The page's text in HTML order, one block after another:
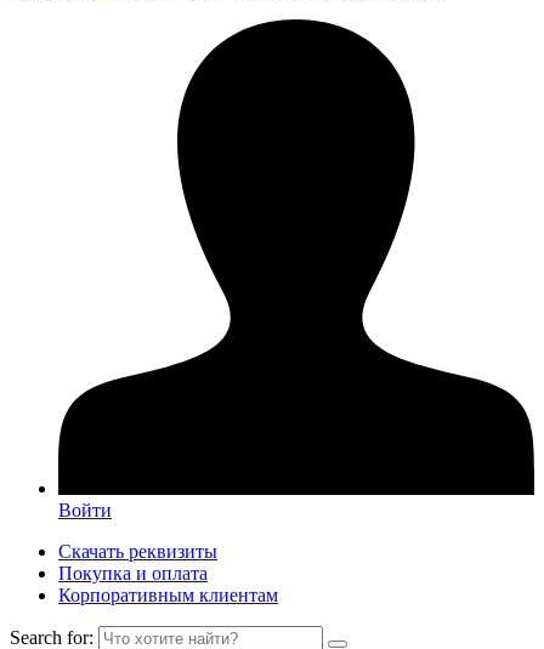
Войти
Скачать реквизиты
Покупка и оплата
Корпоративным клиентам
Search for: